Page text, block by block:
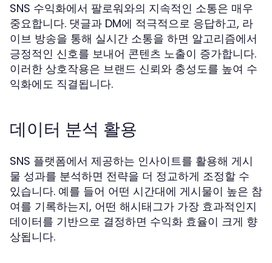
SNS 수익화에서 팔로워와의 지속적인 소통은 매우
중요합니다. 댓글과 DM에 적극적으로 응답하고, 라
이브 방송을 통해 실시간 소통을 하면 알고리즘에서
긍정적인 신호를 보내어 콘텐츠 노출이 증가합니다.
이러한 상호작용은 브랜드 신뢰와 충성도를 높여 수
익화에도 직결됩니다.
데이터 분석 활용
SNS 플랫폼에서 제공하는 인사이트를 활용해 게시
물 성과를 분석하면 전략을 더 정교하게 조정할 수
있습니다. 예를 들어 어떤 시간대에 게시물이 높은 참
여를 기록하는지, 어떤 해시태그가 가장 효과적인지
데이터를 기반으로 결정하면 수익화 효율이 크게 향
상됩니다.